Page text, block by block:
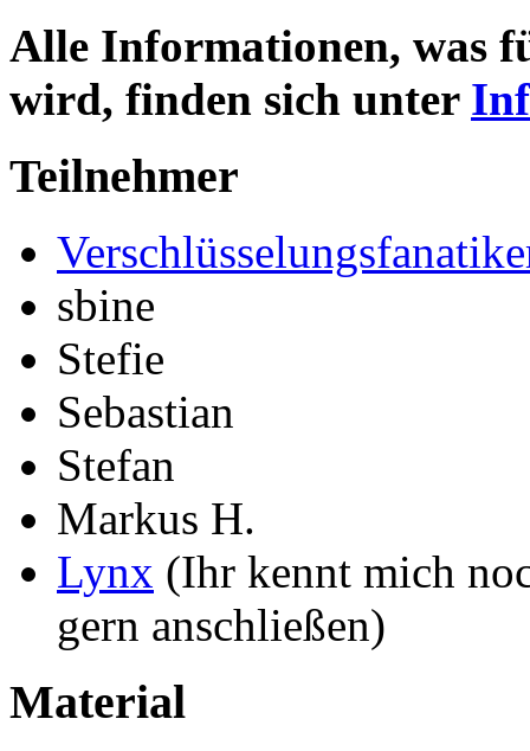
Alle Informationen, was
wird, finden sich unter
Teilnehmer
sbine
Stefie
Sebastian
Stefan
Markus H.
Lynx (Ihr kennt mich
gern anschließen)
Material